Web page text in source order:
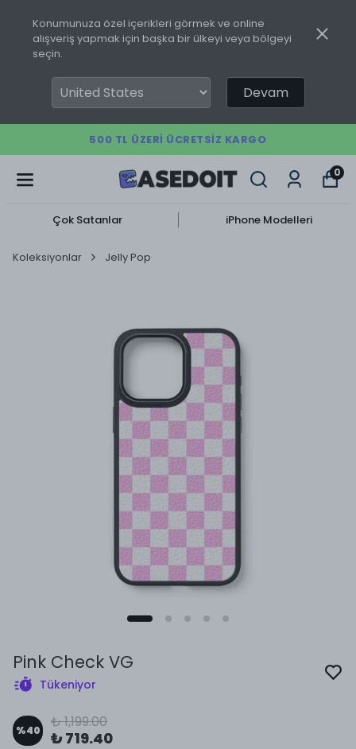
Konumunuza özel içerikleri görmek ve online
alışveriş yapmak için başka bir ülkeyi veya bölgeyi
seçin.
Devam
500 TL ÜZERI ÜCRETSIZ KARGO
0
Çok Satanlar iPhone Modelleri
Koleksiyonlar Jelly Pop
Pink Check VG
Tükeniyor
%40 ₺ 1,199.00
₺ 719.40